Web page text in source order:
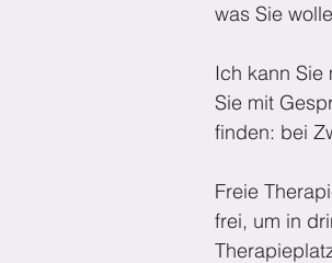
was Sie
Ich kann
Sie mit
finden: bei
Freie
frei, um in